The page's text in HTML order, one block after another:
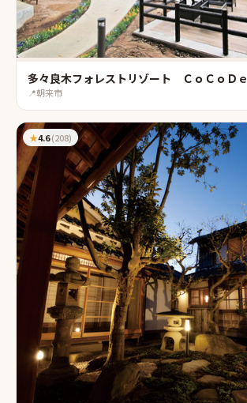
多々良木フォレストリゾート ＣｏＣｏＤｅ
📍朝来市
★4.6(208)